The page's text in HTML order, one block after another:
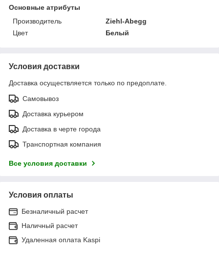
Основные атрибуты
Производитель
Ziehl-Abegg
Цвет
Белый
Условия доставки
Доставка осуществляется только по предоплате.
Самовывоз
Доставка курьером
Доставка в черте города
Транспортная компания
Все условия доставки
Условия оплаты
Безналичный расчет
Наличный расчет
Удаленная оплата Kaspi